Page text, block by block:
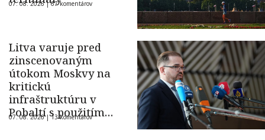
07. 08. 2026 |67 komentárov
Litva varuje pred
zinscenovaným
útokom Moskvy na
kritickú
infraštruktúru v
Pobaltí s použitím
ukrajinského dronu
07. 08. 2026 |13 komentárov